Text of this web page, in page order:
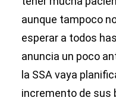
aunque tampoco
esperar a todos
anuncia un poco
la SSA vaya
incremento de sus